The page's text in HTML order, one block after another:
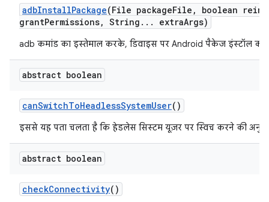
adbInstallPackage(File packageFile ,
boolean
grantPermissions, String . . . extraArgs)
adb कमांड का इस्तेमाल करके, डिवाइस पर Android पैकेज इंस्टॉल करें.
abstract boolean
canSwitchToHeadlessSystemUser()
इससे यह पता चलता है कि हेडलेस सिस्टम यूज़र पर स्विच करने की
abstract boolean
checkConnectivity()